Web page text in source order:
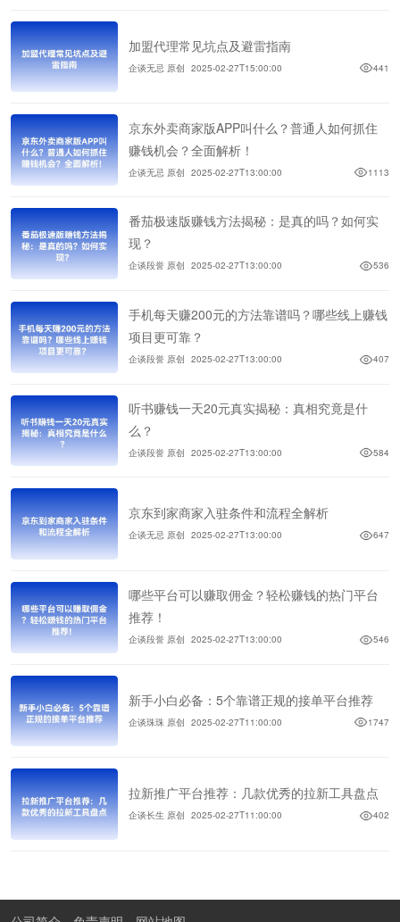
加盟代理常见坑点及避雷指南
企谈无忌 原创 2025-02-27T15:00:00 441
京东外卖商家版APP叫什么？普通人如何抓住
赚钱机会？全面解析！
企谈无忌 原创 2025-02-27T13:00:00 1113
番茄极速版赚钱方法揭秘：是真的吗？如何实
现？
企谈段誉 原创 2025-02-27T13:00:00 536
手机每天赚200元的方法靠谱吗？哪些线上赚钱
项目更可靠？
企谈段誉 原创 2025-02-27T13:00:00 407
听书赚钱一天20元真实揭秘：真相究竟是什
么？
企谈段誉 原创 2025-02-27T13:00:00 584
京东到家商家入驻条件和流程全解析
企谈无忌 原创 2025-02-27T13:00:00 647
哪些平台可以赚取佣金？轻松赚钱的热门平台
推荐！
企谈段誉 原创 2025-02-27T13:00:00 546
新手小白必备：5个靠谱正规的接单平台推荐
企谈珠珠 原创 2025-02-27T11:00:00 1747
拉新推广平台推荐：几款优秀的拉新工具盘点
企谈长生 原创 2025-02-27T11:00:00 402